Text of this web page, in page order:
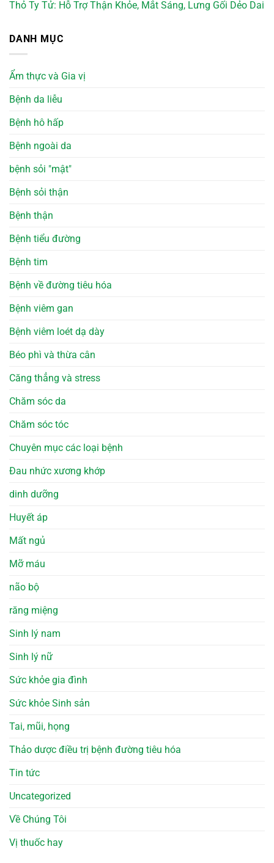
Thỏ Ty Tử: Hỗ Trợ Thận Khỏe, Mắt Sáng, Lưng Gối Dẻo Dai
DANH MỤC
Ẩm thực và Gia vị
Bệnh da liễu
Bệnh hô hấp
Bệnh ngoài da
bệnh sỏi "mật"
Bệnh sỏi thận
Bệnh thận
Bệnh tiểu đường
Bệnh tim
Bệnh về đường tiêu hóa
Bệnh viêm gan
Bệnh viêm loét dạ dày
Béo phì và thừa cân
Căng thẳng và stress
Chăm sóc da
Chăm sóc tóc
Chuyên mục các loại bệnh
Đau nhức xương khớp
dinh dưỡng
Huyết áp
Mất ngủ
Mỡ máu
não bộ
răng miệng
Sinh lý nam
Sinh lý nữ
Sức khỏe gia đình
Sức khỏe Sinh sản
Tai, mũi, họng
Thảo dược điều trị bệnh đường tiêu hóa
Tin tức
Uncategorized
Về Chúng Tôi
Vị thuốc hay